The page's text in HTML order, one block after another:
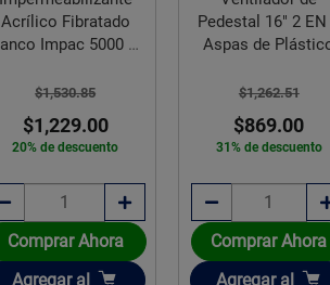
Acrílico Fibratado
Impac 5000 19
$1,530.85
$1,229.00
20% de descuento
Comprar Ahora
Añadir
Agregar al
Pedestal 16" 2 EN
Aspas de
$1,262.51
$869.00
31% de descuento
Comprar Ahora
Añadir
Agregar al